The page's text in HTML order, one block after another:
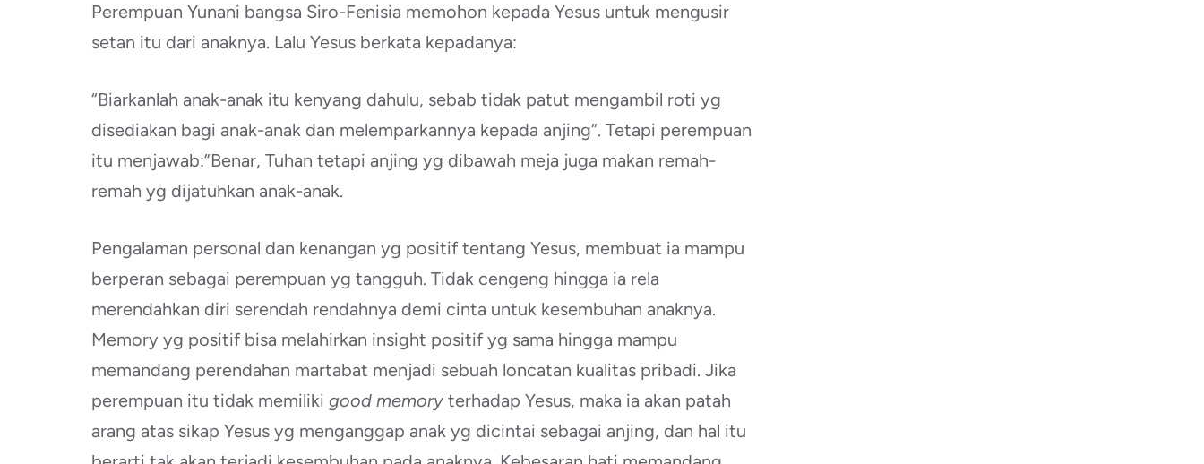
Perempuan Yunani bangsa Siro-Fenisia memohon kepada Yesus untuk mengusir
setan itu dari anaknya. Lalu Yesus berkata kepadanya:
“Biarkanlah anak-anak itu kenyang dahulu, sebab tidak patut mengambil roti yg
disediakan bagi anak-anak dan melemparkannya kepada anjing”. Tetapi perempuan
itu menjawab:”Benar, Tuhan tetapi anjing yg dibawah meja juga makan remah-
remah yg dijatuhkan anak-anak.
Pengalaman personal dan kenangan yg positif tentang Yesus, membuat ia mampu
berperan sebagai perempuan yg tangguh. Tidak cengeng hingga ia rela
merendahkan diri serendah rendahnya demi cinta untuk kesembuhan anaknya.
Memory yg positif bisa melahirkan insight positif yg sama hingga mampu
memandang perendahan martabat menjadi sebuah loncatan kualitas pribadi. Jika
perempuan itu tidak memiliki good memory terhadap Yesus, maka ia akan patah
arang atas sikap Yesus yg menganggap anak yg dicintai sebagai anjing, dan hal itu